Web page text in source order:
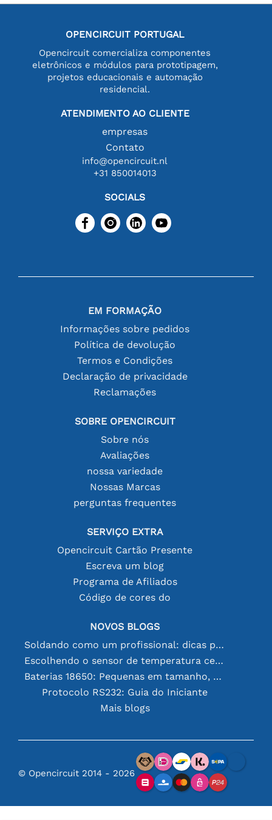
OPENCIRCUIT PORTUGAL
Opencircuit comercializa componentes
eletrônicos e módulos para prototipagem,
projetos educacionais e automação
residencial.
ATENDIMENTO AO CLIENTE
empresas
Contato
info@opencircuit.nl
+31 850014013
SOCIALS
EM FORMAÇÃO
Informações sobre pedidos
Política de devolução
Termos e Condições
Declaração de privacidade
Reclamações
SOBRE OPENCIRCUIT
Sobre nós
Avaliações
nossa variedade
Nossas Marcas
perguntas frequentes
SERVIÇO EXTRA
Opencircuit Cartão Presente
Escreva um blog
Programa de Afiliados
Código de cores do
NOVOS BLOGS
Soldando como um profissional: dicas para conexões eletrônicas perfeitas
Escolhendo o sensor de temperatura certo [youtube]
Baterias 18650: Pequenas em tamanho, grandes em desempenho
Protocolo RS232: Guia do Iniciante
Mais blogs
© Opencircuit 2014 - 2026